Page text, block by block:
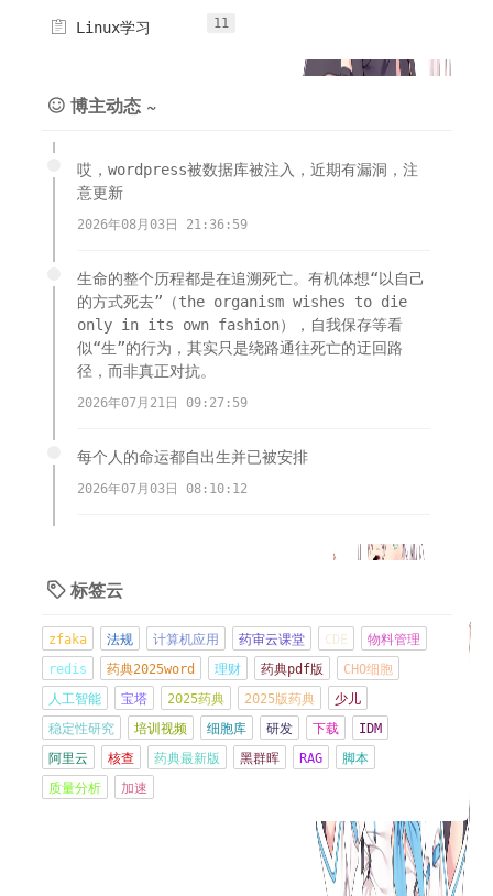
 Linux学习 11
 博主动态 ~
哎，wordpress被数据库被注入，近期有漏洞，注
意更新
2026年08月03日 21:36:59
生命的整个历程都是在追溯死亡。有机体想“以自己
的方式死去”（the organism wishes to die
only in its own fashion），自我保存等看
似“生”的行为，其实只是绕路通往死亡的迂回路
径，而非真正对抗。
2026年07月21日 09:27:59
每个人的命运都自出生并已被安排
2026年07月03日 08:10:12
多个服务器遭到木马植入，挖矿，跑流量，端口扫
2026年06月21日 08:57:16
现在CMO都好卷，交付物其实都做的不好，因为太忙
了
2026年06月08日 21:15:42
管住嘴
2026年06月01日 13:37:03
CRS-细胞因子释放综合征Cytokine Release
 标签云
zfaka 法规 计算机应用 药审云课堂 CDE
物料管理
redis
药典2025word 理财 药典pdf版
CHO细胞
人工智能
宝塔 2025药典 2025版药典
少儿
稳定性研究
培训视频 细胞库 研发 下载
IDM
阿里云
核查 药典最新版 黑群晖 RAG
脚本
质量分析
加速